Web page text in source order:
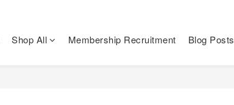
Shop All Membership Recruitment Blog Posts